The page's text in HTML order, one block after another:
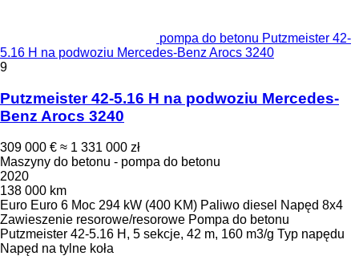
pompa do betonu Putzmeister 42-
5.16 H na podwoziu Mercedes-Benz Arocs 3240
9
Putzmeister 42-5.16 H na podwoziu Mercedes-
Benz Arocs 3240
309 000 € ≈ 1 331 000 zł
Maszyny do betonu - pompa do betonu
2020
138 000 km
Euro Euro 6 Moc 294 kW (400 KM) Paliwo diesel Napęd 8x4
Zawieszenie resorowe/resorowe Pompa do betonu
Putzmeister 42-5.16 H, 5 sekcje, 42 m, 160 m3/g Typ napędu
Napęd na tylne koła